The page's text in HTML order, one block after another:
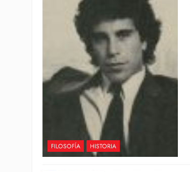
FILOSOFÍA HISTORIA